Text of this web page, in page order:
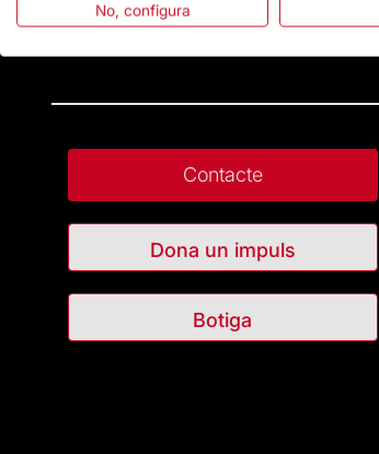
Contacte
Dona un impuls
Botiga
No, configura